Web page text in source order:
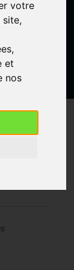
votre
et
nos